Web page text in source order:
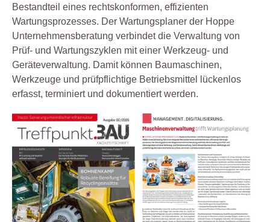
Bestandteil eines rechtskonformen, effizienten
Wartungsprozesses. Der Wartungsplaner der Hoppe
Unternehmensberatung verbindet die Verwaltung von
Prüf- und Wartungszyklen mit einer Werkzeug- und
Geräteverwaltung. Damit können Baumaschinen,
Werkzeuge und prüfpflichtige Betriebsmittel lückenlos
erfasst, terminiert und dokumentiert werden.